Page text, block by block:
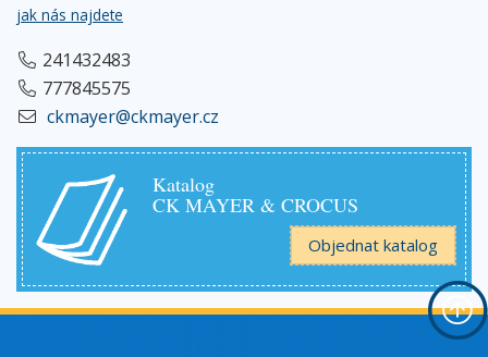
jak nás najdete
241432483
777845575
ckmayer@ckmayer.cz
Katalog
CK MAYER & CROCUS
Objednat katalog